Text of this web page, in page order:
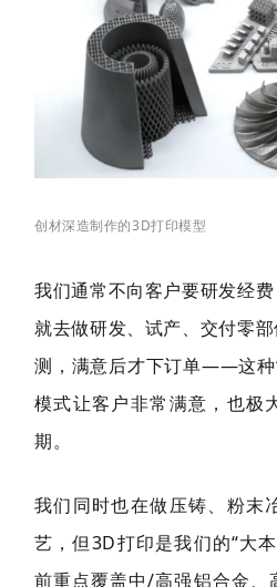
创材深造制作的3D打印模型
我们通常不向客户要研发经
就去做研发、试产、交付零
测，满意后才下订单——这种
模式让客户非常满意，也极
期。
我们同时也在做压铸、粉末
艺，但3D打印是我们的“大
前重点覆盖中/高强铝合金、